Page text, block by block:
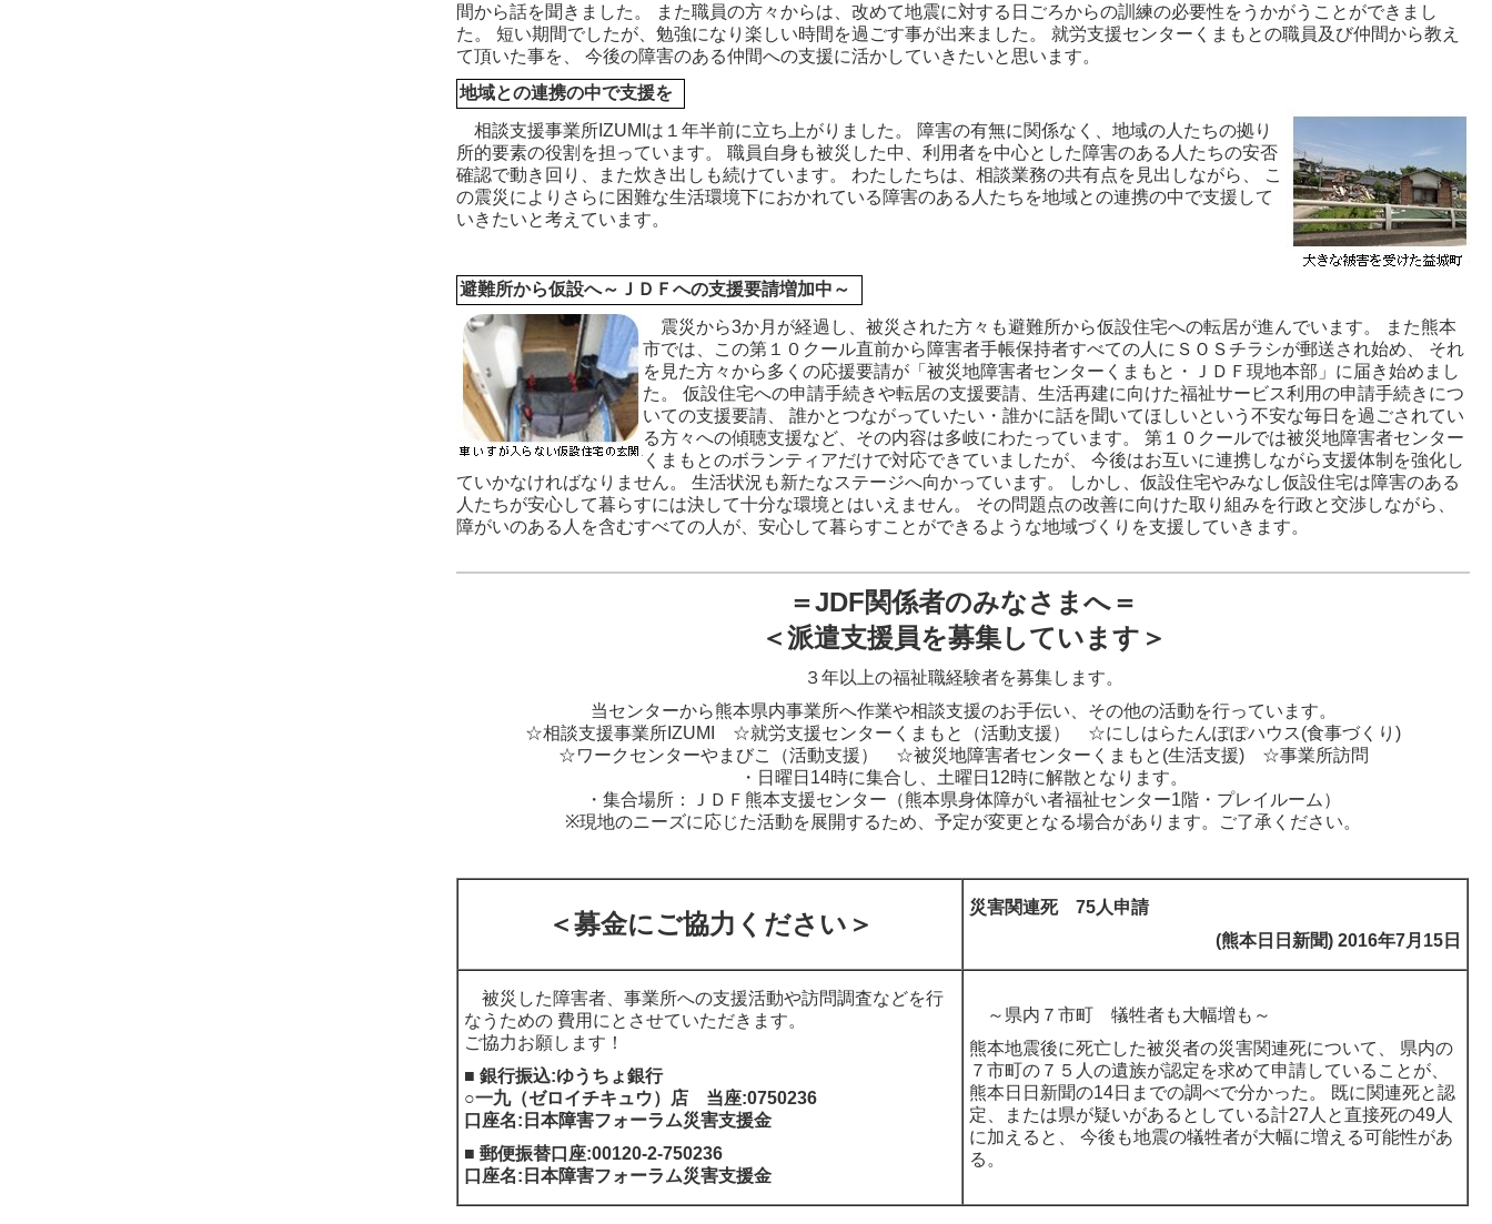
間から話を聞きました。 また職員の方々からは、改めて地震に対する日ごろからの訓練の必要性をうかがうことができまし
た。 短い期間でしたが、勉強になり楽しい時間を過ごす事が出来ました。 就労支援センターくまもとの職員及び仲間から教え
て頂いた事を、 今後の障害のある仲間への支援に活かしていきたいと思います。
地域との連携の中で支援を
相談支援事業所IZUMIは１年半前に立ち上がりました。 障害の有無に関係なく、地域の人たちの拠り
所的要素の役割を担っています。 職員自身も被災した中、利用者を中心とした障害のある人たちの安否
確認で動き回り、また炊き出しも続けています。 わたしたちは、相談業務の共有点を見出しながら、 こ
の震災によりさらに困難な生活環境下におかれている障害のある人たちを地域との連携の中で支援して
いきたいと考えています。
避難所から仮設へ～ＪＤＦへの支援要請増加中～
震災から3か月が経過し、被災された方々も避難所から仮設住宅への転居が進んでいます。 また熊本
市では、この第１０クール直前から障害者手帳保持者すべての人にＳＯＳチラシが郵送され始め、 それ
を見た方々から多くの応援要請が「被災地障害者センターくまもと・ＪＤＦ現地本部」に届き始めまし
た。 仮設住宅への申請手続きや転居の支援要請、生活再建に向けた福祉サービス利用の申請手続きにつ
いての支援要請、 誰かとつながっていたい・誰かに話を聞いてほしいという不安な毎日を過ごされてい
る方々への傾聴支援など、その内容は多岐にわたっています。 第１０クールでは被災地障害者センター
くまもとのボランティアだけで対応できていましたが、 今後はお互いに連携しながら支援体制を強化し
ていかなければなりません。 生活状況も新たなステージへ向かっています。 しかし、仮設住宅やみなし仮設住宅は障害のある
人たちが安心して暮らすには決して十分な環境とはいえません。 その問題点の改善に向けた取り組みを行政と交渉しながら、
障がいのある人を含むすべての人が、安心して暮らすことができるような地域づくりを支援していきます。
＝JDF関係者のみなさまへ＝
＜派遣支援員を募集しています＞
３年以上の福祉職経験者を募集します。
当センターから熊本県内事業所へ作業や相談支援のお手伝い、その他の活動を行っています。
☆相談支援事業所IZUMI ☆就労支援センターくまもと（活動支援） ☆にしはらたんぽぽハウス(食事づくり)
☆ワークセンターやまびこ（活動支援） ☆被災地障害者センターくまもと(生活支援) ☆事業所訪問
・日曜日14時に集合し、土曜日12時に解散となります。
・集合場所：ＪＤＦ熊本支援センター（熊本県身体障がい者福祉センター1階・プレイルーム）
※現地のニーズに応じた活動を展開するため、予定が変更となる場合があります。ご了承ください。
＜募金にご協力ください＞
災害関連死 75人申請
(熊本日日新聞) 2016年7月15日
被災した障害者、事業所への支援活動や訪問調査などを行
なうための 費用にとさせていただきます。
ご協力お願します！
■ 銀行振込:ゆうちょ銀行
○一九（ゼロイチキュウ）店 当座:0750236
口座名:日本障害フォーラム災害支援金
■ 郵便振替口座:00120-2-750236
口座名:日本障害フォーラム災害支援金
～県内７市町 犠牲者も大幅増も～
熊本地震後に死亡した被災者の災害関連死について、 県内の
７市町の７５人の遺族が認定を求めて申請していることが、
熊本日日新聞の14日までの調べで分かった。 既に関連死と認
定、または県が疑いがあるとしている計27人と直接死の49人
に加えると、 今後も地震の犠牲者が大幅に増える可能性があ
る。